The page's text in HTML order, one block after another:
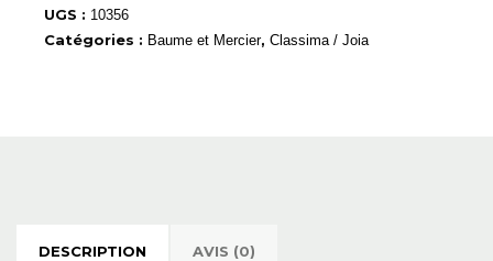
UGS : 10356
Catégories : Baume et Mercier, Classima / Joia
DESCRIPTION AVIS (0)